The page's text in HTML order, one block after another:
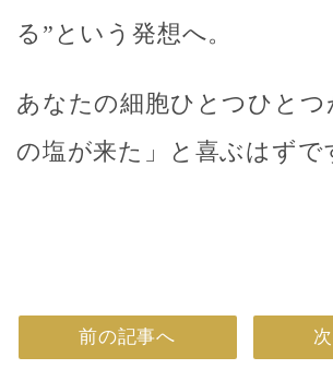
る”という発想へ。
あなたの細胞ひとつひとつ
の塩が来た」と喜ぶはずで
前の記事へ